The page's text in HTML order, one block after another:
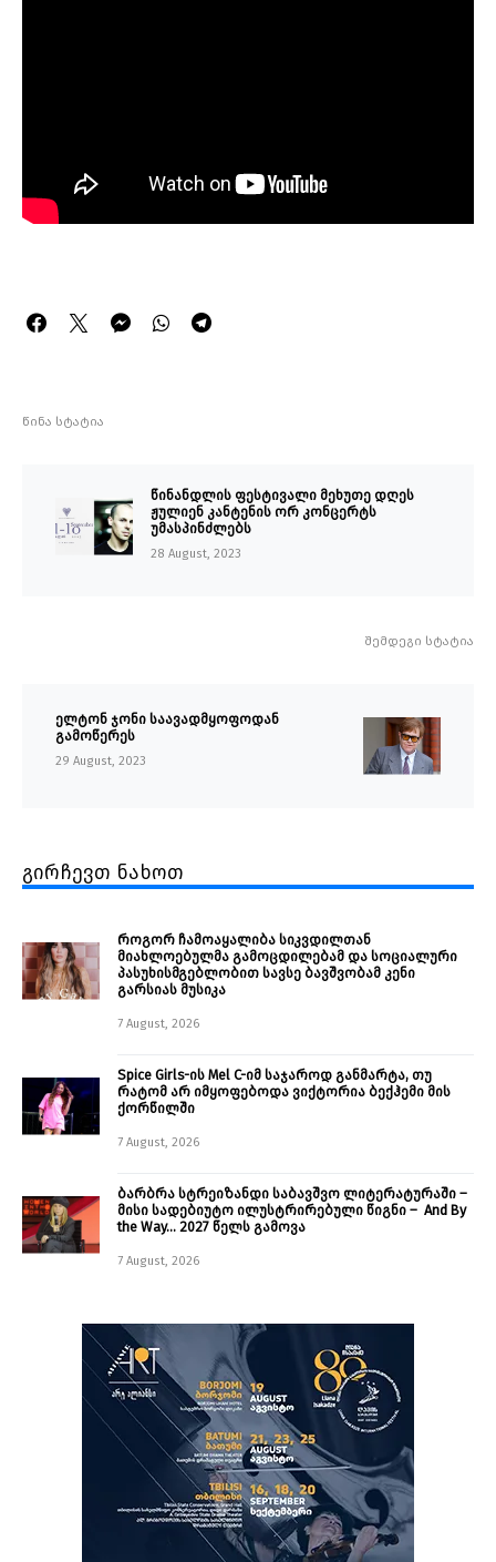
წინა სტატია
წინანდლის ფესტივალი მეხუთე დღეს
ჟულიენ კანტენის ორ კონცერტს
უმასპინძლებს
28 August, 2023
შემდეგი სტატია
ელტონ ჯონი საავადმყოფოდან
გამოწერეს
29 August, 2023
გირჩევთ ნახოთ
როგორ ჩამოაყალიბა სიკვდილთან
მიახლოებულმა გამოცდილებამ და სოციალური
პასუხისმგებლობით სავსე ბავშვობამ კენი
გარსიას მუსიკა
7 August, 2026
Spice Girls-ის Mel C-იმ საჯაროდ განმარტა, თუ
რატომ არ იმყოფებოდა ვიქტორია ბექჰემი მის
ქორწილში
7 August, 2026
ბარბრა სტრეიზანდი საბავშვო ლიტერატურაში –
მისი სადებიუტო ილუსტრირებული წიგნი – And By
the Way… 2027 წელს გამოვა
7 August, 2026